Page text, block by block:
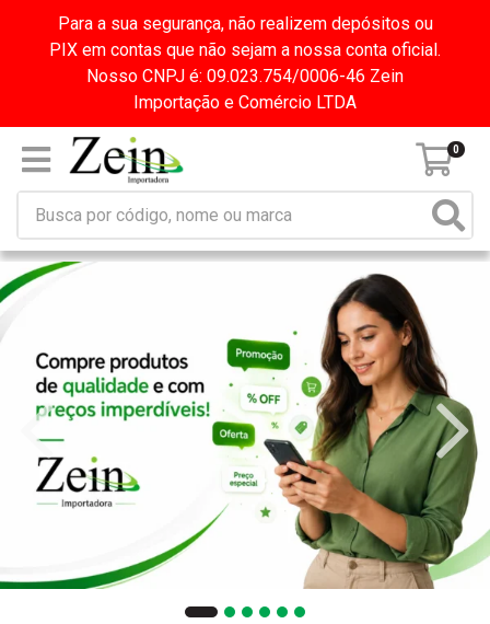
Para a sua segurança, não realizem depósitos ou
PIX em contas que não sejam a nossa conta oficial.
Nosso CNPJ é: 09.023.754/0006-46 Zein
Importação e Comércio LTDA
0